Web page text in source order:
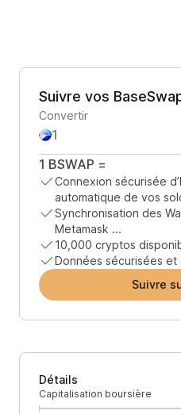
Suivre vos
Convertir
1 BSWAP =
Connexion sécurisée
automatique de vos
Synchronisation des
Metamask ...
10,000 cryptos
Données sécurisées
Suivre
Détails
Capitalisation boursière